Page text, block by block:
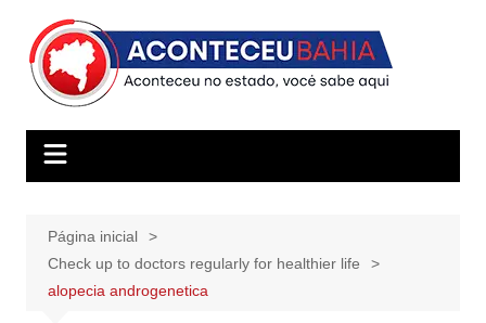
para
conteúdo
Página inicial
Check up to doctors regularly for healthier life
alopecia androgenetica